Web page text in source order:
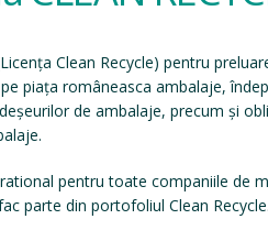
Licența Clean Recycle) pentru
piața româneasca ambalaje,
de ambalaje, precum și
pentru toate companiile de
parte din portofoliul Clean Recycle.